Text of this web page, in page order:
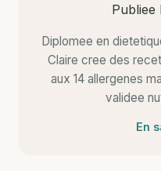
Publiee
Diplomee en
Claire cree des
aux 14 allergenes
validee
En